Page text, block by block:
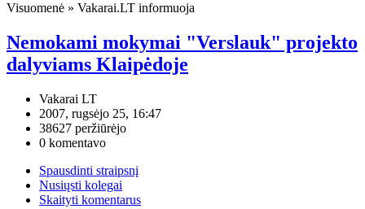
Visuomenė » Vakarai.LT informuoja
Nemokami mokymai "Verslauk" projekto
dalyviams Klaipėdoje
Vakarai LT
2007, rugsėjo 25, 16:47
38627 peržiūrėjo
0 komentavo
Spausdinti straipsnį
Nusiųsti kolegai
Skaityti komentarus